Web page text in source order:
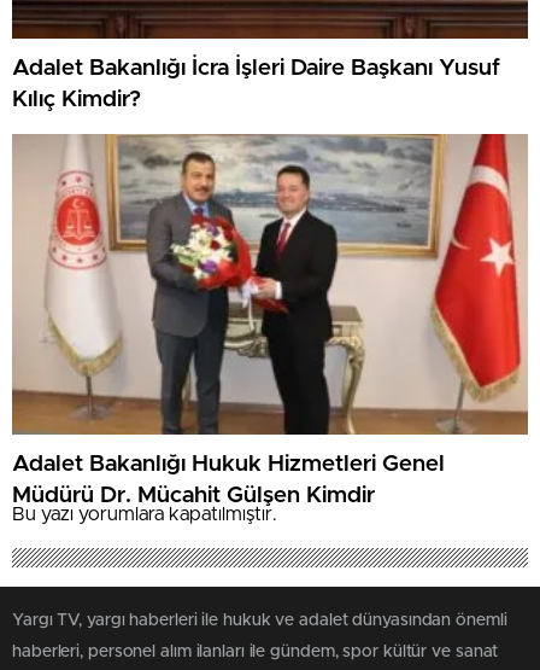
Adalet Bakanlığı İcra İşleri Daire Başkanı Yusuf
Kılıç Kimdir?
Adalet Bakanlığı Hukuk Hizmetleri Genel
Müdürü Dr. Mücahit Gülşen Kimdir
Bu yazı yorumlara kapatılmıştır.
Yargı TV, yargı haberleri ile hukuk ve adalet dünyasından önemli
haberleri, personel alım ilanları ile gündem, spor kültür ve sanat